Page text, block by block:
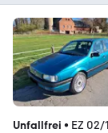
Unfallfrei • EZ 02/